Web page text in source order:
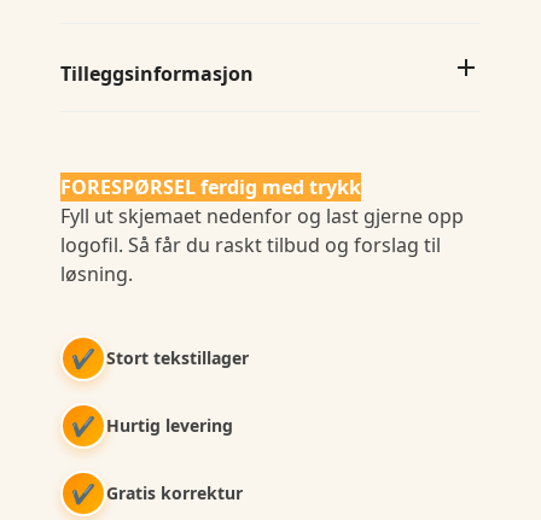
Tilleggsinformasjon
FORESPØRSEL ferdig med trykk
Fyll ut skjemaet nedenfor og last gjerne opp
logofil. Så får du raskt tilbud og forslag til
løsning.
✔ Stort tekstillager
✔ Hurtig levering
✔ Gratis korrektur